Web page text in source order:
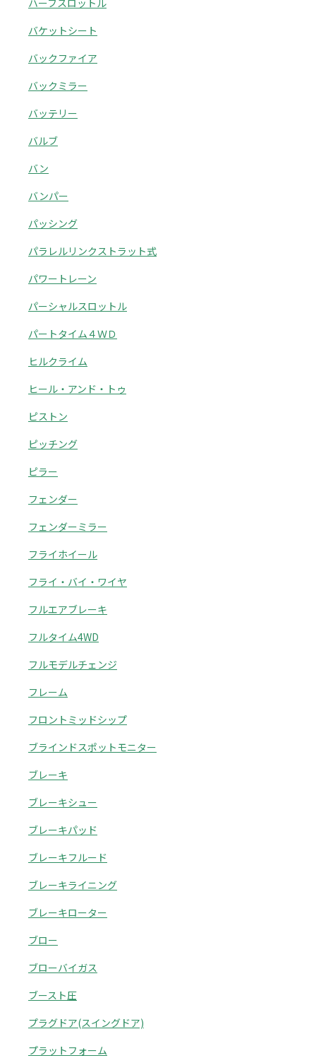
ハーフスロットル
バケットシート
バックファイア
バックミラー
バッテリー
バルブ
バン
バンパー
パッシング
パラレルリンクストラット式
パワートレーン
パーシャルスロットル
パートタイム４ＷＤ
ヒルクライム
ヒール・アンド・トゥ
ピストン
ピッチング
ピラー
フェンダー
フェンダーミラー
フライホイール
フライ・バイ・ワイヤ
フルエアブレーキ
フルタイム4WD
フルモデルチェンジ
フレーム
フロントミッドシップ
ブラインドスポットモニター
ブレーキ
ブレーキシュー
ブレーキパッド
ブレーキフルード
ブレーキライニング
ブレーキローター
ブロー
ブローバイガス
ブースト圧
プラグドア(スイングドア)
プラットフォーム